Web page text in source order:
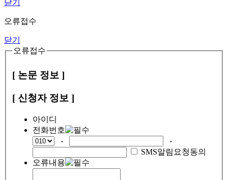
닫기
오류접수
닫기
오류접수
[ 논문 정보 ]
[ 신청자 정보 ]
아이디
전화번호
-
-
SMS알림요청동의
오류내용